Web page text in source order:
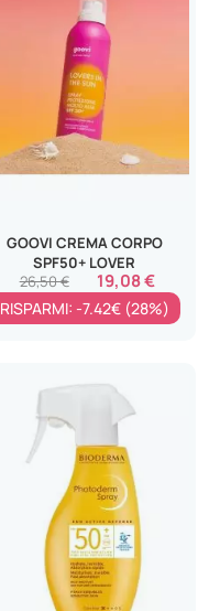
GOOVI CREMA CORPO
SPF50+ LOVER
19,08 €
26,50 €
RISPARMI: -7.42€ (28%)